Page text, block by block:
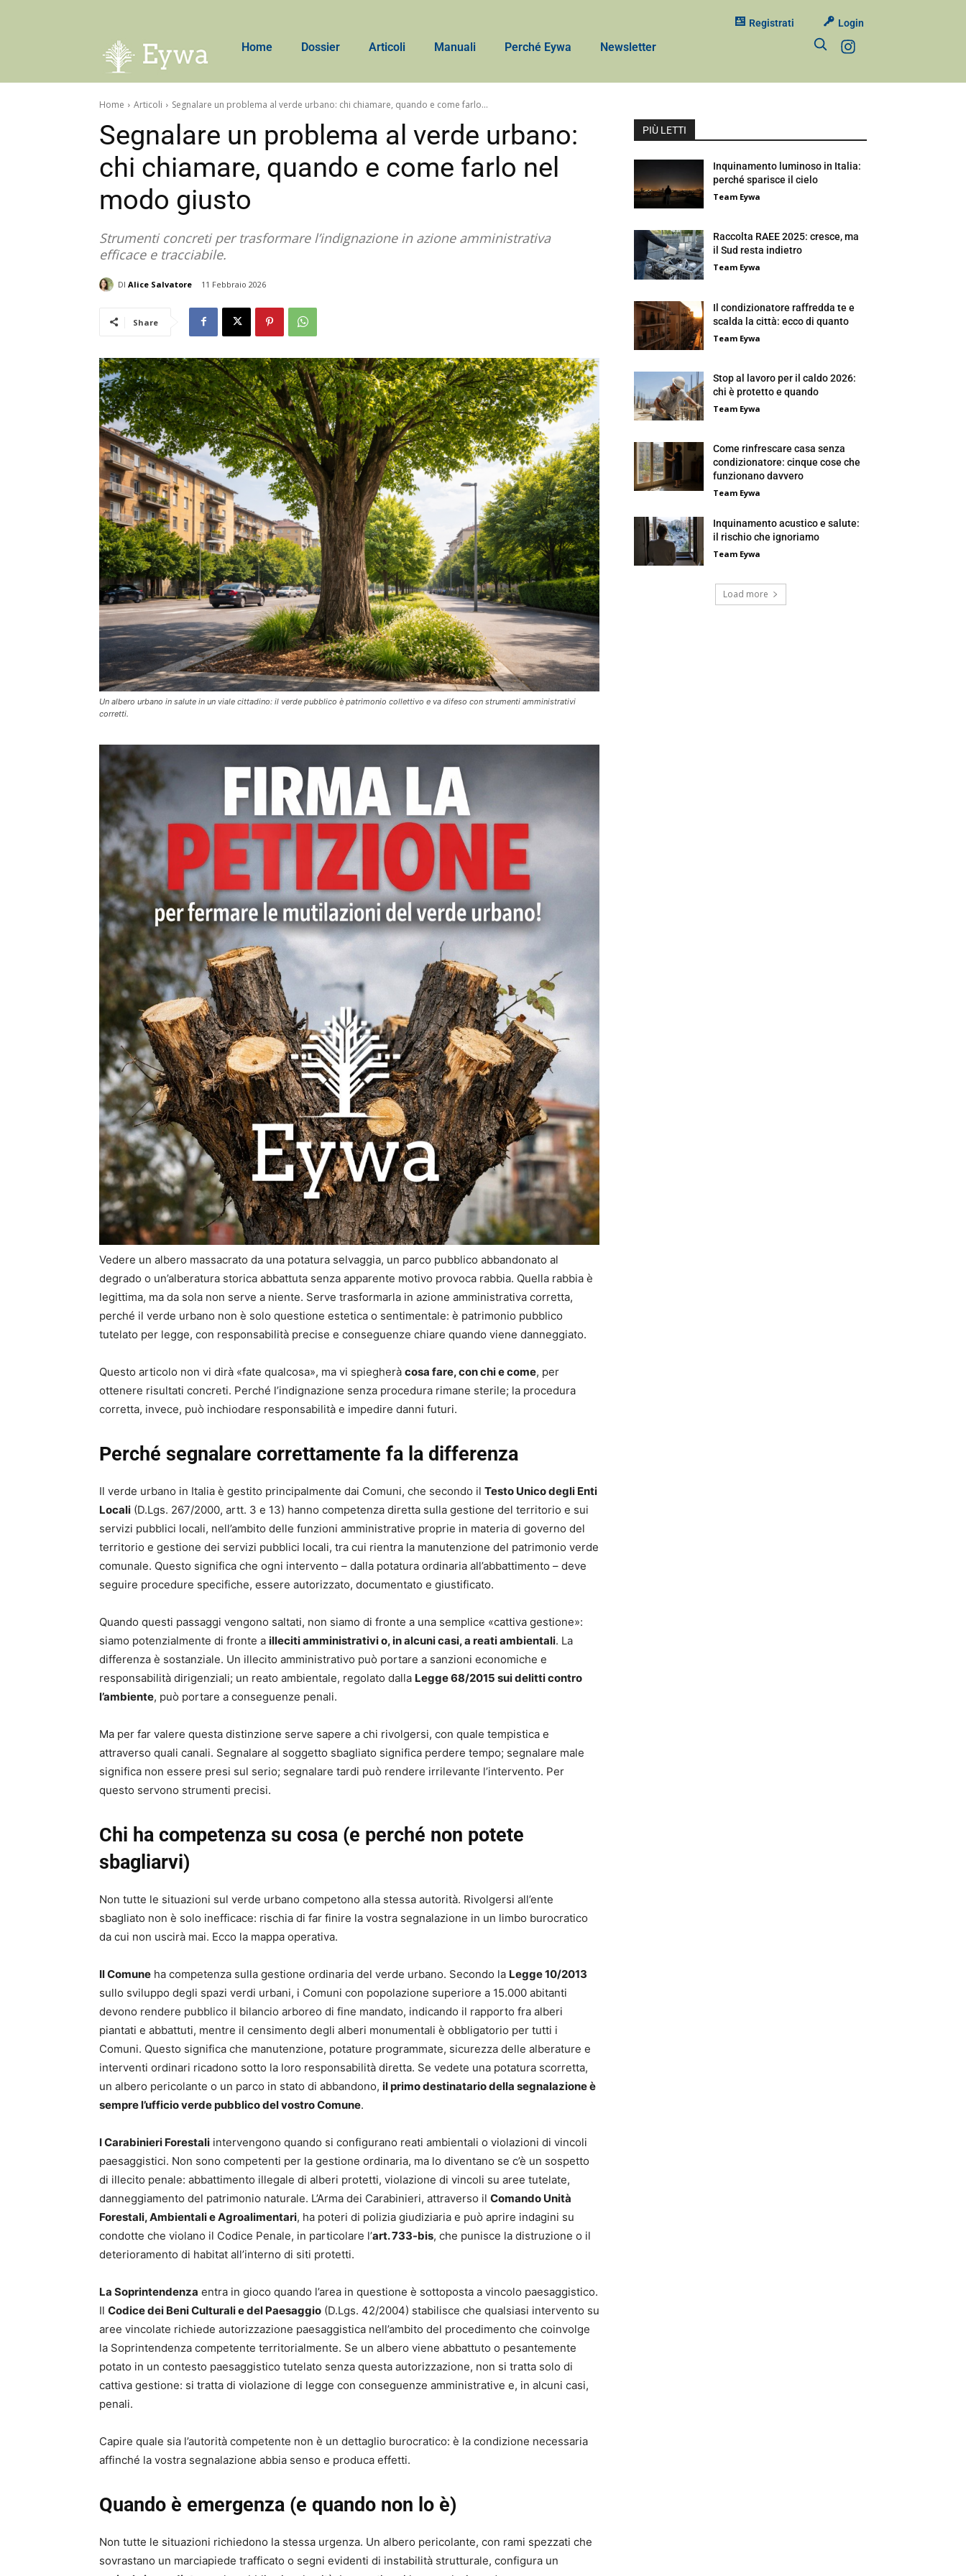
Registrati Login
Home Dossier Articoli Manuali Perché Eywa Newsletter
Home Articoli Segnalare un problema al verde urbano: chi chiamare, quando e come farlo...
Segnalare un problema al verde urbano:
chi chiamare, quando e come farlo nel
modo giusto
Strumenti concreti per trasformare l’indignazione in azione amministrativa
efficace e tracciabile.
DI Alice Salvatore 11 Febbraio 2026
Share
Un albero urbano in salute in un viale cittadino: il verde pubblico è patrimonio collettivo e va difeso con strumenti amministrativi
corretti.
Vedere un albero massacrato da una potatura selvaggia, un parco pubblico abbandonato al
degrado o un’alberatura storica abbattuta senza apparente motivo provoca rabbia. Quella rabbia è
legittima, ma da sola non serve a niente. Serve trasformarla in azione amministrativa corretta,
perché il verde urbano non è solo questione estetica o sentimentale: è patrimonio pubblico
tutelato per legge, con responsabilità precise e conseguenze chiare quando viene danneggiato.
Questo articolo non vi dirà «fate qualcosa», ma vi spiegherà cosa fare, con chi e come, per
ottenere risultati concreti. Perché l’indignazione senza procedura rimane sterile; la procedura
corretta, invece, può inchiodare responsabilità e impedire danni futuri.
Perché segnalare correttamente fa la differenza
Il verde urbano in Italia è gestito principalmente dai Comuni, che secondo il Testo Unico degli Enti
Locali (D.Lgs. 267/2000, artt. 3 e 13) hanno competenza diretta sulla gestione del territorio e sui
servizi pubblici locali, nell’ambito delle funzioni amministrative proprie in materia di governo del
territorio e gestione dei servizi pubblici locali, tra cui rientra la manutenzione del patrimonio verde
comunale. Questo significa che ogni intervento – dalla potatura ordinaria all’abbattimento – deve
seguire procedure specifiche, essere autorizzato, documentato e giustificato.
Quando questi passaggi vengono saltati, non siamo di fronte a una semplice «cattiva gestione»:
siamo potenzialmente di fronte a illeciti amministrativi o, in alcuni casi, a reati ambientali. La
differenza è sostanziale. Un illecito amministrativo può portare a sanzioni economiche e
responsabilità dirigenziali; un reato ambientale, regolato dalla Legge 68/2015 sui delitti contro
l’ambiente, può portare a conseguenze penali.
Ma per far valere questa distinzione serve sapere a chi rivolgersi, con quale tempistica e
attraverso quali canali. Segnalare al soggetto sbagliato significa perdere tempo; segnalare male
significa non essere presi sul serio; segnalare tardi può rendere irrilevante l’intervento. Per
questo servono strumenti precisi.
Chi ha competenza su cosa (e perché non potete
sbagliarvi)
Non tutte le situazioni sul verde urbano competono alla stessa autorità. Rivolgersi all’ente
sbagliato non è solo inefficace: rischia di far finire la vostra segnalazione in un limbo burocratico
da cui non uscirà mai. Ecco la mappa operativa.
Il Comune ha competenza sulla gestione ordinaria del verde urbano. Secondo la Legge 10/2013
sullo sviluppo degli spazi verdi urbani, i Comuni con popolazione superiore a 15.000 abitanti
devono rendere pubblico il bilancio arboreo di fine mandato, indicando il rapporto fra alberi
piantati e abbattuti, mentre il censimento degli alberi monumentali è obbligatorio per tutti i
Comuni. Questo significa che manutenzione, potature programmate, sicurezza delle alberature e
interventi ordinari ricadono sotto la loro responsabilità diretta. Se vedete una potatura scorretta,
un albero pericolante o un parco in stato di abbandono, il primo destinatario della segnalazione è
sempre l’ufficio verde pubblico del vostro Comune.
I Carabinieri Forestali intervengono quando si configurano reati ambientali o violazioni di vincoli
paesaggistici. Non sono competenti per la gestione ordinaria, ma lo diventano se c’è un sospetto
di illecito penale: abbattimento illegale di alberi protetti, violazione di vincoli su aree tutelate,
danneggiamento del patrimonio naturale. L’Arma dei Carabinieri, attraverso il Comando Unità
Forestali, Ambientali e Agroalimentari, ha poteri di polizia giudiziaria e può aprire indagini su
condotte che violano il Codice Penale, in particolare l’art. 733-bis, che punisce la distruzione o il
deterioramento di habitat all’interno di siti protetti.
La Soprintendenza entra in gioco quando l’area in questione è sottoposta a vincolo paesaggistico.
Il Codice dei Beni Culturali e del Paesaggio (D.Lgs. 42/2004) stabilisce che qualsiasi intervento su
aree vincolate richiede autorizzazione paesaggistica nell’ambito del procedimento che coinvolge
la Soprintendenza competente territorialmente. Se un albero viene abbattuto o pesantemente
potato in un contesto paesaggistico tutelato senza questa autorizzazione, non si tratta solo di
cattiva gestione: si tratta di violazione di legge con conseguenze amministrative e, in alcuni casi,
penali.
Capire quale sia l’autorità competente non è un dettaglio burocratico: è la condizione necessaria
affinché la vostra segnalazione abbia senso e produca effetti.
Quando è emergenza (e quando non lo è)
Non tutte le situazioni richiedono la stessa urgenza. Un albero pericolante, con rami spezzati che
sovrastano un marciapiede trafficato o segni evidenti di instabilità strutturale, configura un
PIÙ LETTI
Inquinamento luminoso in Italia:
perché sparisce il cielo
Team Eywa
Raccolta RAEE 2025: cresce, ma
il Sud resta indietro
Team Eywa
Il condizionatore raffredda te e
scalda la città: ecco di quanto
Team Eywa
Stop al lavoro per il caldo 2026:
chi è protetto e quando
Team Eywa
Come rinfrescare casa senza
condizionatore: cinque cose che
funzionano davvero
Team Eywa
Inquinamento acustico e salute:
il rischio che ignoriamo
Team Eywa
Load more